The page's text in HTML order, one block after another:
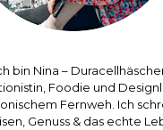
bin Nina –
Foodie und
Fernweh. Ich
Genuss & das echte